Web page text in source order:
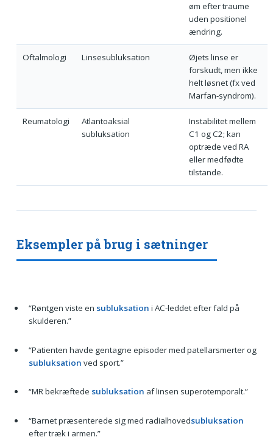
øm efter traume
uden positionel
ændring.
Oftalmologi Linsesubluksation
Øjets linse er
forskudt, men ikke
helt løsnet (fx ved
Marfan-syndrom).
Reumatologi
Atlantoaksial
subluksation
Instabilitet mellem
C1 og C2; kan
optræde ved RA
eller medfødte
tilstande.
Eksempler på brug i sætninger
“Røntgen viste en subluksation i AC-leddet efter fald på
skulderen.”
“Patienten havde gentagne episoder med patellarsmerter og
subluksation ved sport.”
“MR bekræftede subluksation af linsen superotemporalt.”
“Barnet præsenterede sig med radialhovedsubluksation
efter træk i armen.”